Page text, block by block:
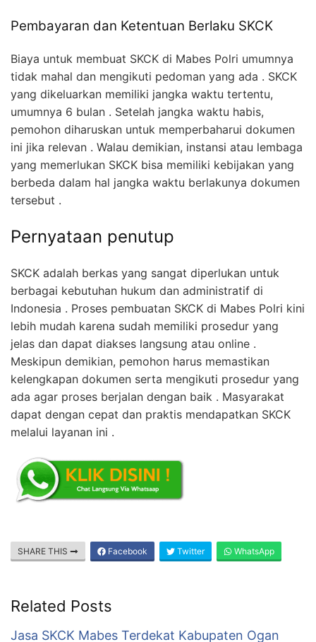
Pembayaran dan Ketentuan Berlaku SKCK
Biaya untuk membuat SKCK di Mabes Polri umumnya
tidak mahal dan mengikuti pedoman yang ada . SKCK
yang dikeluarkan memiliki jangka waktu tertentu,
umumnya 6 bulan . Setelah jangka waktu habis,
pemohon diharuskan untuk memperbaharui dokumen
ini jika relevan . Walau demikian, instansi atau lembaga
yang memerlukan SKCK bisa memiliki kebijakan yang
berbeda dalam hal jangka waktu berlakunya dokumen
tersebut .
Pernyataan penutup
SKCK adalah berkas yang sangat diperlukan untuk
berbagai kebutuhan hukum dan administratif di
Indonesia . Proses pembuatan SKCK di Mabes Polri kini
lebih mudah karena sudah memiliki prosedur yang
jelas dan dapat diakses langsung atau online .
Meskipun demikian, pemohon harus memastikan
kelengkapan dokumen serta mengikuti prosedur yang
ada agar proses berjalan dengan baik . Masyarakat
dapat dengan cepat dan praktis mendapatkan SKCK
melalui layanan ini .
SHARE THIS Facebook Twitter WhatsApp
Related Posts
Jasa SKCK Mabes Terdekat Kabupaten Ogan